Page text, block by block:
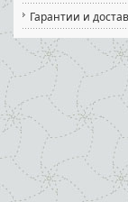
Гарантии и